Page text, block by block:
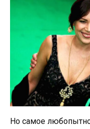
Но самое